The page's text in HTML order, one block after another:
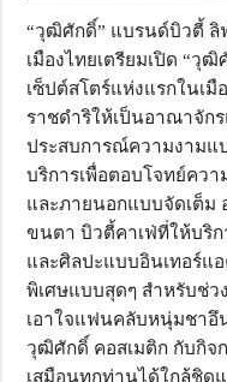
“วุฒิศักดิ์” แบรนด์บิวตี้ ลิ
เมืองไทยเตรียมเปิด “วุ
เซ็ปต์สโตร์แห่งแรกในเ
ราชดำริให้เป็นอาณาจัก
ประสบการณ์ความงาม
บริการเพื่อตอบโจทย์คว
และภายนอกแบบจัดเต็ม
ขนตา บิวตี้คาเฟ่ที่ให้บริก
และศิลปะแบบอินเทอร์แ
พิเศษแบบสุดๆ สำหรับช่ว
เอาใจแฟนคลับหนุ่มชาอึ
วุฒิศักดิ์ คอสเมติก กับกิจ
เสมือนทุกท่านได้ใกล้ชิด